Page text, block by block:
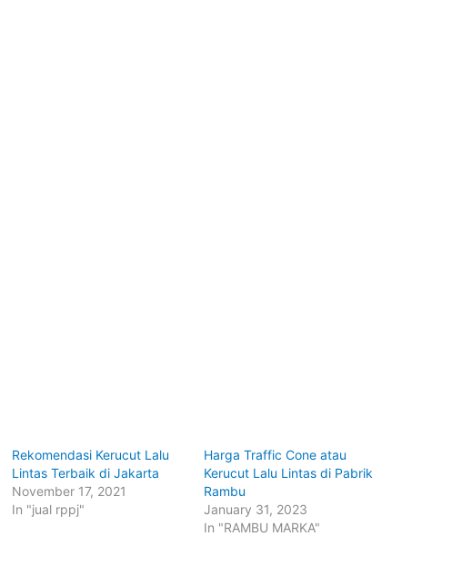
Rekomendasi Kerucut Lalu
Lintas Terbaik di Jakarta
November 17, 2021
In "jual rppj"
Harga Traffic Cone atau
Kerucut Lalu Lintas di Pabrik
Rambu
January 31, 2023
In "RAMBU MARKA"